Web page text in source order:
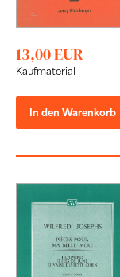
13,00 EUR
Kaufmaterial
In den Warenkorb